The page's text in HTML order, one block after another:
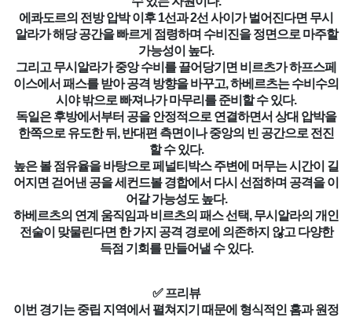
에콰도르의 전방 압박 이후 1선과 2선 사이가 벌어진다면 무시
알라가 해당 공간을 빠르게 점령하며 수비진을 정면으로 마주할
가능성이 높다.
그리고 무시알라가 중앙 수비를 끌어당기면 비르츠가 하프스페
이스에서 패스를 받아 공격 방향을 바꾸고, 하베르츠는 수비수의
시야 밖으로 빠져나가 마무리를 준비할 수 있다.
독일은 후방에서부터 공을 안정적으로 연결하면서 상대 압박을
한쪽으로 유도한 뒤, 반대편 측면이나 중앙의 빈 공간으로 전진
할 수 있다.
높은 볼 점유율을 바탕으로 페널티박스 주변에 머무는 시간이 길
어지면 걷어낸 공을 세컨드볼 경합에서 다시 선점하며 공격을 이
어갈 가능성도 높다.
하베르츠의 연계 움직임과 비르츠의 패스 선택, 무시알라의 개인
전술이 맞물린다면 한 가지 공격 경로에 의존하지 않고 다양한
득점 기회를 만들어낼 수 있다.
✅ 프리뷰
이번 경기는 중립 지역에서 펼쳐지기 때문에 형식적인 홈과 원정